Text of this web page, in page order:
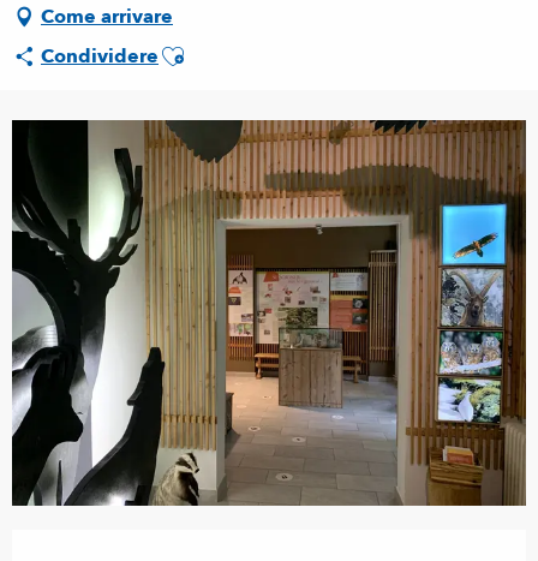
Come arrivare
CondividereAjouter aux favoris